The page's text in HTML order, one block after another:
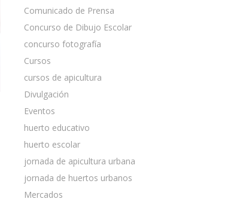
Comunicado de Prensa
Concurso de Dibujo Escolar
concurso fotografía
Cursos
cursos de apicultura
Divulgación
Eventos
huerto educativo
huerto escolar
jornada de apicultura urbana
jornada de huertos urbanos
Mercados